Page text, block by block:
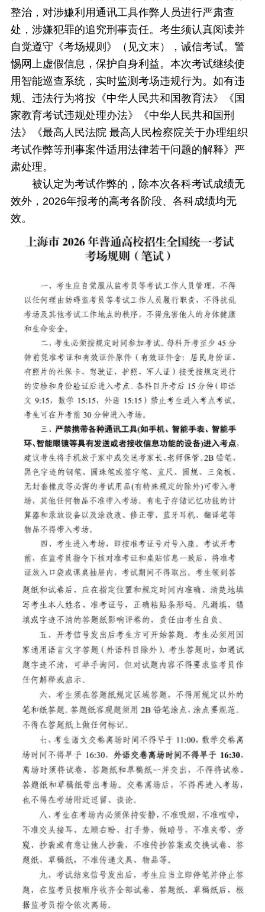
整治，对涉嫌利用通讯工具作弊人员进行严肃查
处，涉嫌犯罪的追究刑事责任。考生须认真阅读并
自觉遵守《考场规则》（见文末），诚信考试。警
惕网上虚假信息，保护自身利益。本次考试继续使
用智能巡查系统，实时监测考场违规行为。如有违
规、违法行为将按《中华人民共和国教育法》《国
家教育考试违规处理办法》《中华人民共和国刑
法》《最高人民法院 最高人民检察院关于办理组织
考试作弊等刑事案件适用法律若干问题的解释》严
肃处理。
被认定为考试作弊的，除本次各科考试成绩无
效外，2026年报考的高考各阶段、各科成绩均无
效。